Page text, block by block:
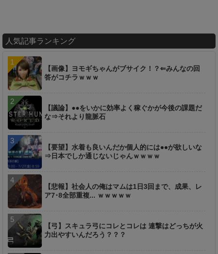
人気記事ランキング
【画像】ヨモギちゃんがブサイク！？⇐みんなの回
答がコチラｗｗｗ
【議論】●●をいかに効率よく稼ぐかが今後の課題だ
な⇒それより龍脈石
【要望】水着も良いんだか個人的には●●が欲しいな
⇒日本でしか通じないじゃんｗｗｗｗ
【悲報】社会人の俺はマムは1日3回まで、成果、レ
ア7･8全部重複... ｗｗｗｗｗ
【弓】スキュラ弓にコレとコレは 連撃はどっちが火
力出やすいんだろう？？？